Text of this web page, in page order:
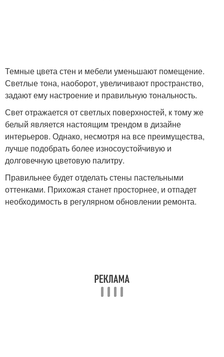
Темные цвета стен и мебели уменьшают помещение.
Светлые тона, наоборот, увеличивают пространство,
задают ему настроение и правильную тональность.
Свет отражается от светлых поверхностей, к тому же
белый является настоящим трендом в дизайне
интерьеров. Однако, несмотря на все преимущества,
лучше подобрать более износоустойчивую и
долговечную цветовую палитру.
Правильнее будет отделать стены пастельными
оттенками. Прихожая станет просторнее, и отпадет
необходимость в регулярном обновлении ремонта.